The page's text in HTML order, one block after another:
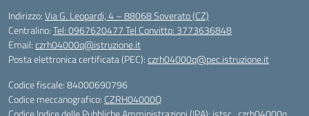
Indirizzo:Via G. Leopardi, 4 – 88068 Soverato (CZ)
Centralino:Tel: 0967620477 Tel Convitto: 3773636848
Email:czrh04000q@istruzione.it
Posta elettronica certificata (PEC):czrh04000q@pec.istruzione.it
Codice fiscale: 84000690796
Codice meccanografico: CZRH04000Q